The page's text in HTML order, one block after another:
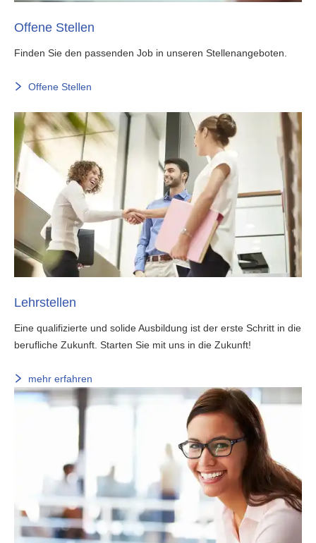
Offene Stellen
Finden Sie den passenden Job in unseren Stellenangeboten.
Offene Stellen
Lehrstellen
Eine qualifizierte und solide Ausbildung ist der erste Schritt in die
berufliche Zukunft. Starten Sie mit uns in die Zukunft!
mehr erfahren